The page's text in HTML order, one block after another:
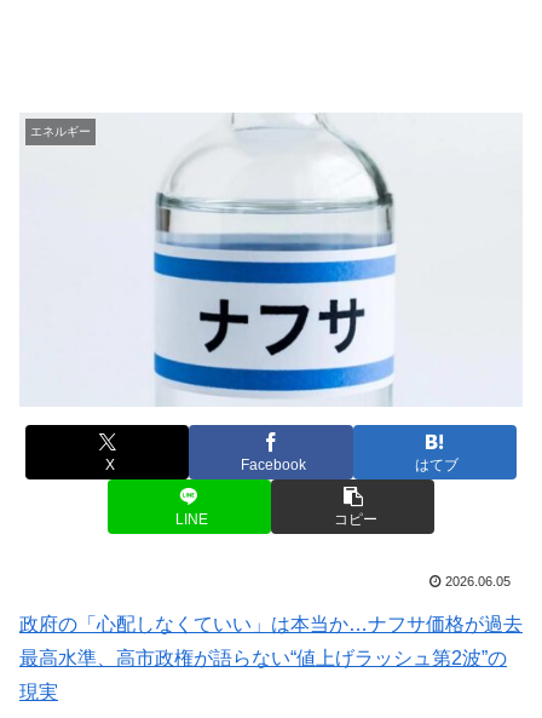
エネルギー
X Facebook はてブ
LINE コピー
2026.06.05
政府の「心配しなくていい」は本当か…ナフサ価格が過去
最高水準、高市政権が語らない“値上げラッシュ第2波”の
現実